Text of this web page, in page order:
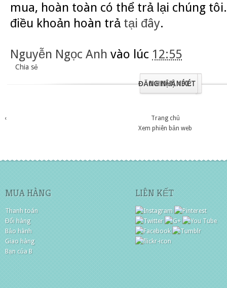
mua, hoàn toàn có thể trả lại chúng
điều khoản hoàn trả tại đây.
Nguyễn Ngọc Anh vào lúc 12:55
Chia sẻ
0 NHẬN XÉT:
ĐĂNG NHẬN XÉT
‹
Trang chủ
Xem phiên bản web
MUA HÀNG
Thanh toán
Đổi hàng
Bảo hành
Giao hàng
Bạn của B
LIÊN KẾT